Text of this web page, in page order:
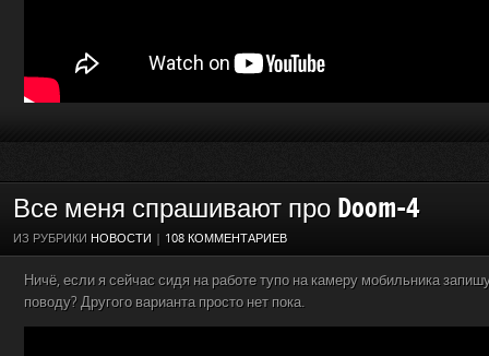
Все меня спрашивают про Doom-4
ИЗ РУБРИКИ НОВОСТИ | 108 КОММЕНТАРИЕВ
Ничё, если я сейчас сидя на работе тупо на камеру мобильника
поводу? Другого варианта просто нет пока.